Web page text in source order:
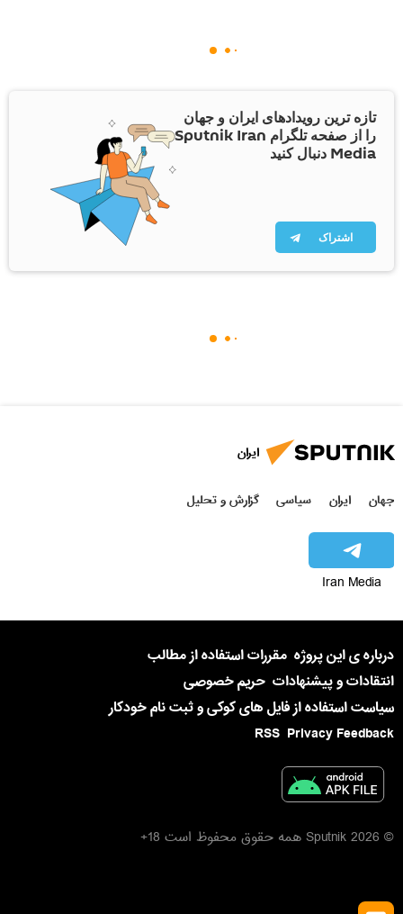
تازه ترین رویدادهای ایران و جهان
را از صفحه تلگرام Sputnik Iran
Media دنبال کنید
اشتراک
ایران
جهان ایران سیاسی گزارش و تحلیل
Iran Media
درباره ی این پروژه مقررات استفاده از مطالب
انتقادات و پیشنهادات حریم خصوصی
سیاست استفاده از فایل های کوکی و ثبت نام خودکار
Privacy Feedback
RSS
© 2026 Sputnik همه حقوق محفوظ است 18+